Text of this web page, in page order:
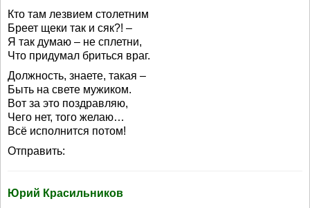
Кто там лезвием столетним
Бреет щеки так и сяк?! –
Я так думаю – не сплетни,
Что придумал бриться враг.
Должность, знаете, такая –
Быть на свете мужиком.
Вот за это поздравляю,
Чего нет, того желаю…
Всё исполнится потом!
Отправить:
Юрий Красильников